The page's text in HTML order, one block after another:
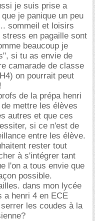
je suis prise a
je panique un peu
sommeil et loisirs
en pagaille sont
beaucoup je
si tu as envie de
camarade de classe
on pourrait peut
de la prépa henri
mettre les élèves
autres et que ces
si ce n'est de
entre les élève.
rester tout
à s'intégrer tant
l'on a tous envie que
possible.
dans mon lycée
a henri 4 en ECE
les coudes à la